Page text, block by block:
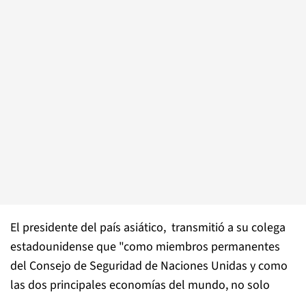
El presidente del país asiático, transmitió a su colega
estadounidense que "como miembros permanentes
del Consejo de Seguridad de Naciones Unidas y como
las dos principales economías del mundo, no solo